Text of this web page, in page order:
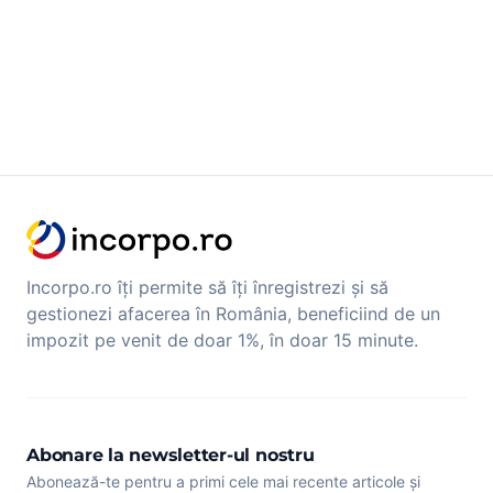
Incorpo.ro îți permite să îți înregistrezi și să
gestionezi afacerea în România, beneficiind de un
impozit pe venit de doar 1%, în doar 15 minute.
Abonare la newsletter-ul nostru
Abonează-te pentru a primi cele mai recente articole și